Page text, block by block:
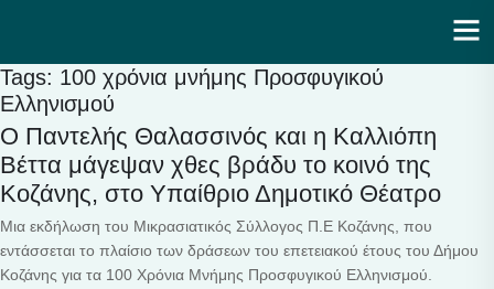
Tags: 100 χρόνια μνήμης Προσφυγικού
Ελληνισμού
Ο Παντελής Θαλασσινός και η Καλλιόπη
Βέττα μάγεψαν χθες βράδυ το κοινό της
Κοζάνης, στο Υπαίθριο Δημοτικό Θέατρο
Μια εκδήλωση του Μικρασιατικός Σύλλογος Π.Ε Κοζάνης, που
εντάσσεται το πλαίσιο των δράσεων του επετειακού έτους του Δήμου
Κοζάνης για τα 100 Χρόνια Μνήμης Προσφυγικού Ελληνισμού.